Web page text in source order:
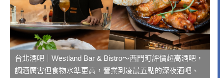
台北酒吧｜Westland Bar & Bistro～西門町評價超高酒吧，
調酒厲害但食物水準更高，營業到凌晨五點的深夜酒吧、